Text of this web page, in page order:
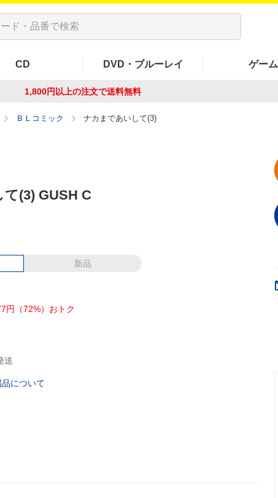
CD DVD・ブルーレイ ゲーム
1,800円以上の注文で送料無料
ＢＬコミック ナカまであいして(3)
(3) GUSH C
新品
円（72%）おトク
送
について